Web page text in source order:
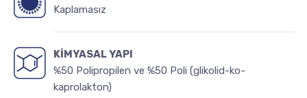
Kaplamasız
KİMYASAL YAPI
%50 Polipropilen ve %50 Poli (glikolid-ko-
kaprolakton)